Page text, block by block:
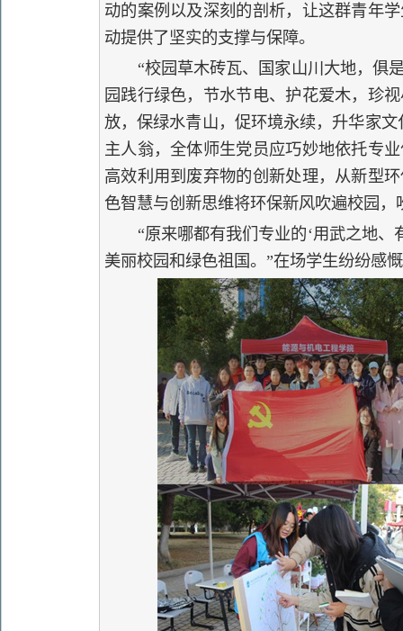
动的案例以及深刻的剖析，让这群青年
动提供了坚实的支撑与保障。
“校园草木砖瓦、国家山川大地，俱
园践行绿色，节水节电、护花爱木，珍
放，保绿水青山，促环境永续，升华家
主人翁，全体师生党员应巧妙地依托专
高效利用到废弃物的创新处理，从新型
色智慧与创新思维将环保新风吹遍校园，
“原来哪都有我们专业的‘用武之地、
美丽校园和绿色祖国。”在场学生纷纷感